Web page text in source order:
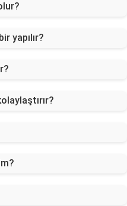
yapılır?